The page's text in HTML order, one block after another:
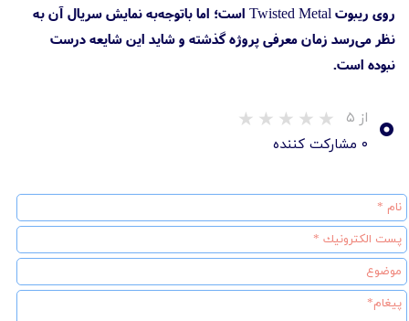
روی ریبوت Twisted Metal است؛ اما باتوجه‌به نمایش سریال آن به
نظر می‌رسد زمان معرفی پروژه گذشته و شاید این شایعه درست
نبوده است.
۰ از ۵
۰ مشارکت کننده